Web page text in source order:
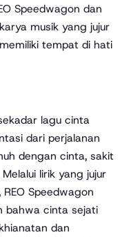
Speedwagon dan
musik yang jujur
tempat di hati
lagu cinta
dari perjalanan
dengan cinta, sakit
lirik yang jujur
Speedwagon
bahwa cinta sejati
dan